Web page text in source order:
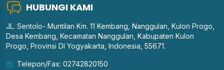
HUBUNGI KAMI
JL. Sentolo- Muntilan Km. 11 Kembang, Nanggulan, Kulon Progo,
Desa Kembang, Kecamatan Nanggulan, Kabupaten Kulon
Progo, Provinsi DI Yogyakarta, Indonesia, 55671.
Telepon/Fax: 02742820150